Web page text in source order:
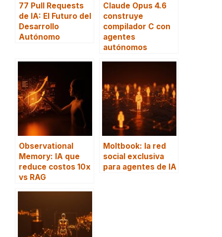
77 Pull Requests
de IA: El Futuro del
Desarrollo
Autónomo
Claude Opus 4.6
construye
compilador C con
agentes
autónomos
Observational
Memory: IA que
reduce costos 10x
vs RAG
Moltbook: la red
social exclusiva
para agentes de IA